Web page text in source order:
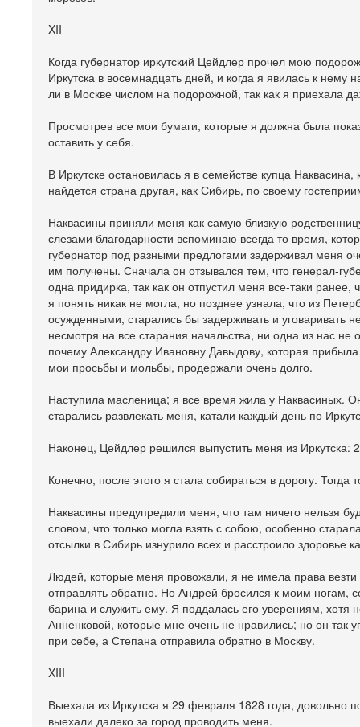
XII
Когда губернатор иркутский Цейдлер прочел мою
Иркутска в восемнадцать дней, и когда я явилась к
ли в Москве числом на подорожной, так как я приехала
Просмотрев все мои бумаги, которые я должна была
оставить у себя.
В Иркутске остановилась я в семействе купца
найдется страна другая, как Сибирь, по своему
Наквасины приняли меня как самую близкую
слезами благодарности вспоминаю всегда то время,
губернатор под разными предлогами задерживал меня
им получены. Сначала он отзывался тем, что генерал-
одна придирка, так как он отпустил меня все-таки
я понять никак не могла, но позднее узнала, что из
осужденными, старались бы задерживать и уговаривать
несмотря на все старания начальства, ни одна из нас
почему Александру Ивановну Давыдову, которая
мои просьбы и мольбы, продержали очень долго.
Наступила масленица; я все время жила у Наквасиных.
старались развлекать меня, катали каждый день по
Наконец, Цейдлер решился выпустить меня из Иркутска:
Конечно, после этого я стала собираться в дорогу.
Наквасины предупредили меня, что там ничего нельзя
словом, что только могла взять с собою, особенно
отсылки в Сибирь изнурило всех и расстроило здоровье
Людей, которые меня провожали, я не имела права
отправлять обратно. Но Андрей бросился к моим ногам,
барина и служить ему. Я поддалась его уверениям,
Анненковой, которые мне очень не нравились; но он так
при себе, а Степана отправила обратно в Москву.
XIII
Выехала из Иркутска я 29 февраля 1828 года, довольно
выехали далеко за город проводить меня.